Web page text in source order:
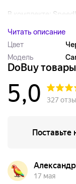
В комплекте:
Читать описание
Цвет
Модель